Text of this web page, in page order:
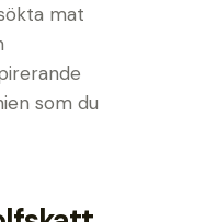
mat
som du